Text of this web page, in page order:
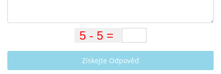
Získejte Odpověď